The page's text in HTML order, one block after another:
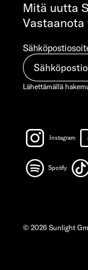
Mitä uutta
Lähettämällä
Instagram
Spotify
© 2026 Sunlight